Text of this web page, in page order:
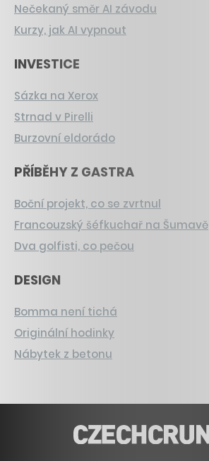
Nečekaný směr AI závodu
Kurzy, jak AI vypnout
INVESTICE
Sázka na Xerox
Strnad v Pirelli
Burzovní eldorádo
PŘÍBĚHY Z GASTRA
Boční projekt, co se zvrtnul
Francouzský šéfkuchař na Šumavě
Dva golfisti, co pečou
DESIGN
Bomma není tichá
Originální hodinky
Nábytek z betonu